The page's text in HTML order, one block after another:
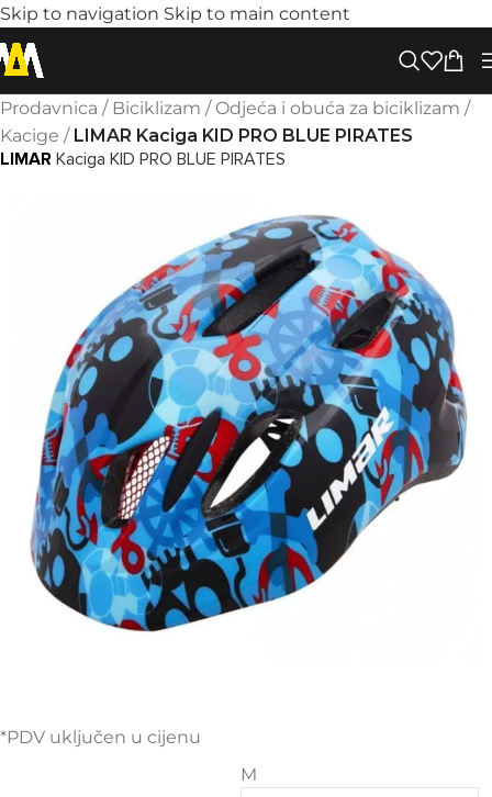
Skip to navigation Skip to main content
Prodavnica / Biciklizam / Odjeća i obuća za biciklizam /
Kacige / LIMAR Kaciga KID PRO BLUE PIRATES
LIMAR Kaciga KID PRO BLUE PIRATES
*PDV uključen u cijenu
M